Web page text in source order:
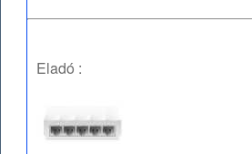
Eladó :